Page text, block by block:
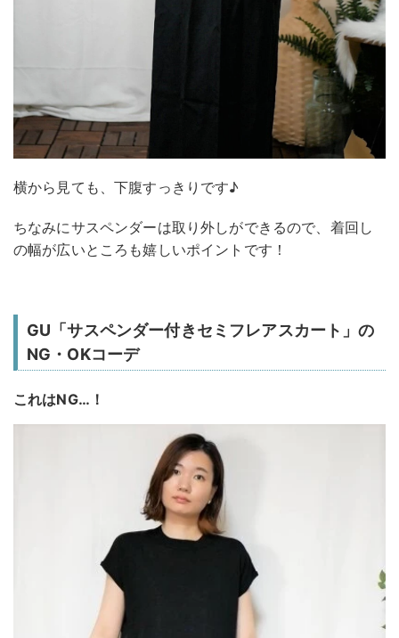
横から見ても、下腹すっきりです♪
ちなみにサスペンダーは取り外しができるので、着回し
の幅が広いところも嬉しいポイントです！
GU「サスペンダー付きセミフレアスカート」の
NG・OKコーデ
これはNG…！